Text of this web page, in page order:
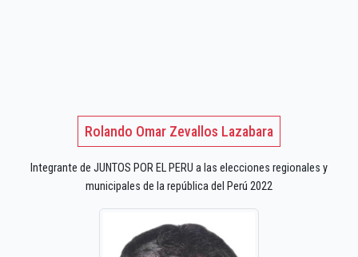
Rolando Omar Zevallos Lazabara
Integrante de JUNTOS POR EL PERU a las elecciones regionales y
municipales de la república del Perú 2022